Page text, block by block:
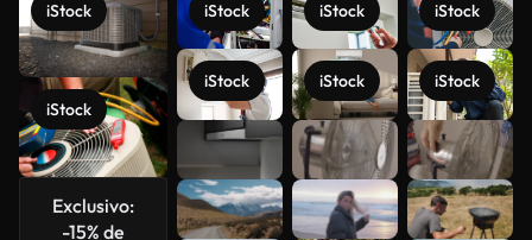
iStock
iStock
Exclusivo:
-15% de
iStock
iStock
iStock
iStock
iStock
iStock
Veja mais